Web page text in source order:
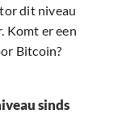
dit niveau
Komt er een
Bitcoin?
sinds